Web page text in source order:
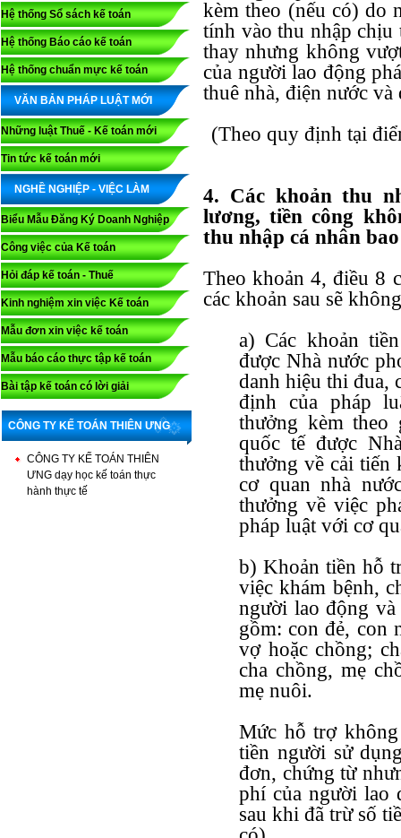
Hệ thống Sổ sách kế toán
Hệ thống Báo cáo kế toán
Hệ thống chuẩn mực kế toán
VĂN BẢN PHÁP LUẬT MỚI
Những luật Thuế - Kế toán mới
Tin tức kế toán mới
NGHỀ NGHIỆP - VIỆC LÀM
Biểu Mẫu Đăng Ký Doanh Nghiệp
Công việc của Kế toán
Hỏi đáp kế toán - Thuế
Kinh nghiệm xin việc Kế toán
Mẫu đơn xin việc kế toán
Mẫu báo cáo thực tập kế toán
Bài tập kế toán có lời giải
CÔNG TY KẾ TOÁN THIÊN ƯNG
CÔNG TY KẾ TOÁN THIÊN
ƯNG dạy học kế toán thực
hành thực tế
kèm theo (nếu có) do
tính vào thu nhập chịu
thay nhưng không
của người lao động
thuê nhà, điện nước
(Theo quy định tại
4. Các khoản thu
lương, tiền công
thu nhập cá nhân
Theokhoản 4, điều 8
các khoản sau sẽ
a) Các khoản
được Nhà nước
danh hiệu thi đua,
định của pháp
thưởng kèm theo
quốc tế được
thưởng về cải tiến
cơ quan nhà
thưởng về việc
pháp luật với cơ
b) Khoản tiền hỗ
việc khám bệnh,
người lao động
gồm: con đẻ, con
vợ hoặc chồng;
cha chồng, mẹ
mẹ nuôi.
Mức hỗ trợ
tiền người sử
đơn, chứng từ
phí của người lao
sau khi đã trừ số